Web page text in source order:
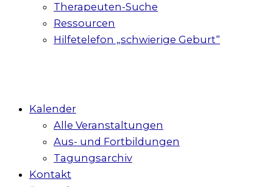
Therapeuten-Suche
Ressourcen
Hilfetelefon „schwierige Geburt“
Kalender
Alle Veranstaltungen
Aus- und Fortbildungen
Tagungsarchiv
Kontakt